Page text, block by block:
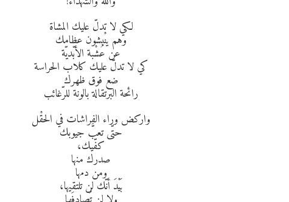
لكي لا تدلّ عليك المشاة
وهم ينْبشون عظامك
عن عُشْبة الأبّديّة
كي لا تدلّ عليك كلاب الحراسة
ضع فوق ظهرك
رائحة البرتقالة بالونة للرّغائب
واركض وراء الفراشات في الحقْل
حتّى تعبَّ جيوبك
كفّيك،
صدرك منها
ومن دمها
بَيْدَ أنّك لن تلتقيها،